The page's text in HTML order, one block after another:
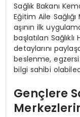
Sağlık Bakanı
Eğitim Aile
aşının ilk
başlatılan
detaylarını
beslenme,
bilgi sahibi
Gençlere